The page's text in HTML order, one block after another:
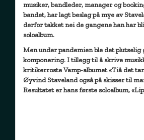
musiker, bandleder, manager og
bandet, har lagt beslag på mye av
derfor takket nei de gangene han har
soloalbum.
Men under pandemien ble det
komponering. I tillegg til å skrive
kritikerroste Vamp-albumet «Tiå det
Øyvind Staveland også på skisser til
Resultatet er hans første soloalbum,